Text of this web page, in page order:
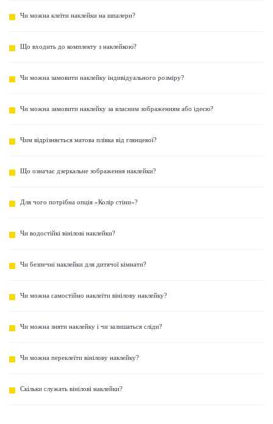
Чи можна клеїти наклейки на шпалери?
Що входить до комплекту з наклейкою?
Чи можна замовити наклейку індивідуального розміру?
Чи можна замовити наклейку за власним зображенням або ідеєю?
Чим відрізняється матова плівка від глянцевої?
Що означає дзеркальне зображення наклейки?
Для чого потрібна опція «Колір стіни»?
Чи водостійкі вінілові наклейки?
Чи безпечні наклейки для дитячої кімнати?
Чи можна самостійно наклеїти вінілову наклейку?
Чи можна зняти наклейку і чи залишаться сліди?
Чи можна переклеїти вінілову наклейку?
Скільки служать вінілові наклейки?